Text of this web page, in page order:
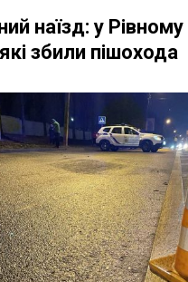
наїзд: у
збили пішохода